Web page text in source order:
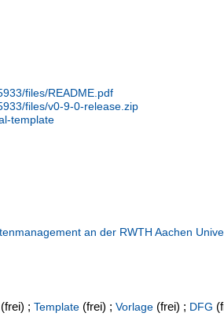
files/README.pdf
files/v0-9-0-release.zip
template
an der RWTH Aachen
(frei) ; Template (frei) ; Vorlage (frei) ; DFG